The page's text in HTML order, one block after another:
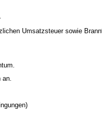
Umsatzsteuer sowie
an.